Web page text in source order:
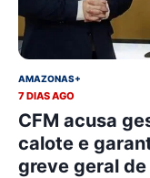
AMAZONAS+
7 DIAS AGO
CFM acusa
calote e
greve geral